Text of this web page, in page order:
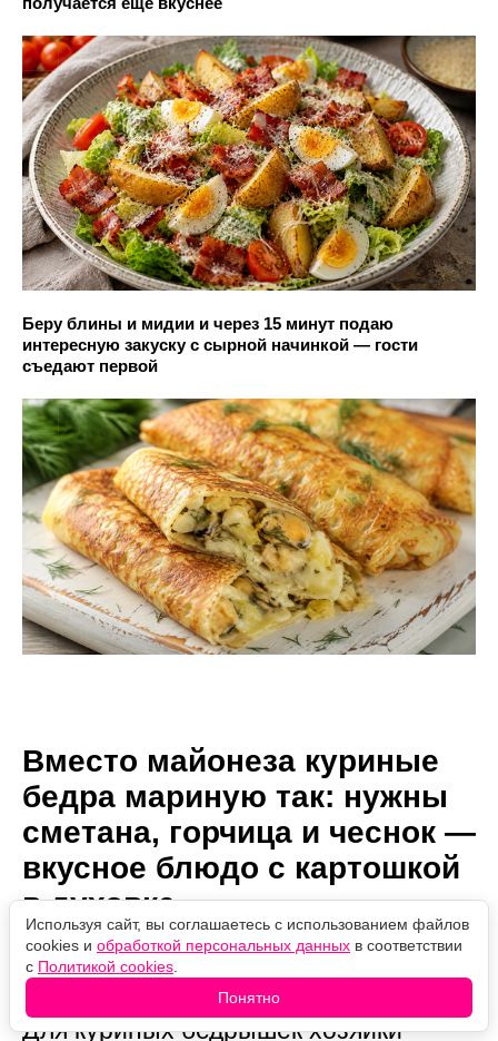
Беру блины и мидии и через 15 минут подаю
интересную закуску с сырной начинкой — гости
съедают первой
Вместо майонеза куриные
бедра мариную так: нужны
сметана, горчица и чеснок —
вкусное блюдо с картошкой
в духовке
07.08.2026
Проверено
редакцией
Автор:
Для куриных бедрышек хозяйки
Используя сайт, вы соглашаетесь с использованием файлов
cookies и обработкой персональных данных в соответствии
с Политикой cookies
Понятно